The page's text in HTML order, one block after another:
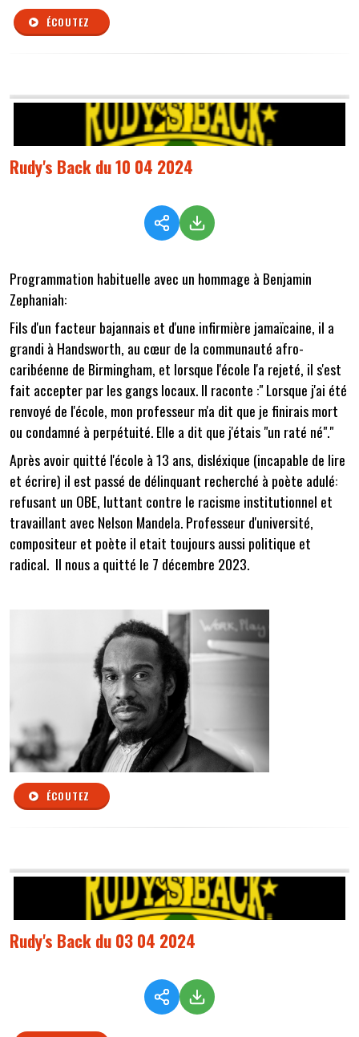
ÉCOUTEZ
Rudy's Back du 10 04 2024
Programmation habituelle avec un hommage à Benjamin
Zephaniah:
Fils d'un facteur bajannais et d'une infirmière jamaïcaine, il a
grandi à Handsworth, au cœur de la communauté afro-
caribéenne de Birmingham, et lorsque l'école l'a rejeté, il s'est
fait accepter par les gangs locaux. Il raconte :" Lorsque j'ai été
renvoyé de l'école, mon professeur m'a dit que je finirais mort
ou condamné à perpétuité. Elle a dit que j'étais "un raté né"."
Après avoir quitté l'école à 13 ans, disléxique (incapable de lire
et écrire) il est passé de délinquant recherché à poète adulé:
refusant un OBE, luttant contre le racisme institutionnel et
travaillant avec Nelson Mandela. Professeur d'université,
compositeur et poète il etait toujours aussi politique et
radical. Il nous a quitté le 7 décembre 2023.
ÉCOUTEZ
Rudy's Back du 03 04 2024